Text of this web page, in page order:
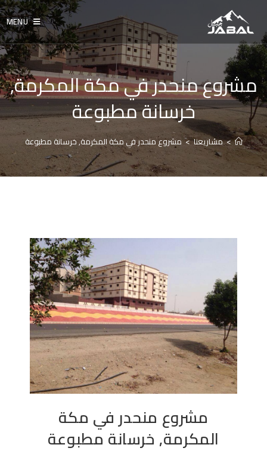
MENU
مشروع منحدر في مكة المكرمة,
خرسانة مطبوعة
> مشاريعنا > مشروع منحدر في مكة المكرمة, خرسانة مطبوعة
مشروع منحدر في مكة
المكرمة, خرسانة مطبوعة